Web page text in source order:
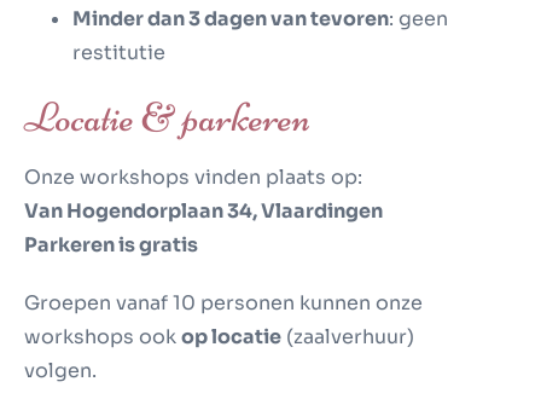
Minder dan 3 dagen van tevoren: geen
restitutie
Locatie & parkeren
Onze workshops vinden plaats op:
Van Hogendorplaan 34, Vlaardingen
Parkeren is gratis
Groepen vanaf 10 personen kunnen onze
workshops ookop locatie (zaalverhuur)
volgen.